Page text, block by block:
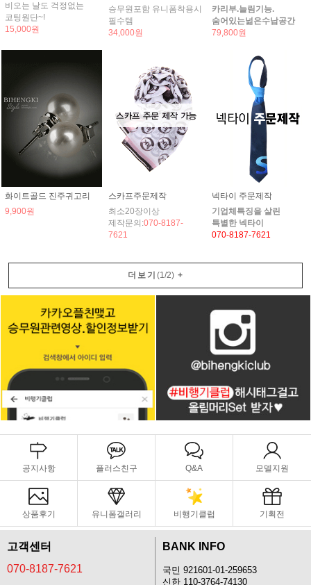
비오는 날도 걱정없는
코팅원단~!
15,000원
승무원포함 유니폼착용시
필수템
34,000원
카리부.늘림기능.
숨어있는넒은수납공간
79,800원
화이트골드 진주귀고리
9,900원
스카프주문제작
최소20장이상
제작문의:070-8187-
7621
넥타이 주문제작
기업체특징을 살린
특별한 넥타이
070-8187-7621
더보기 (1/2)+
공지사항 플러스친구 Q&A 모델지원
상품후기 유니폼갤러리 비행기클럽 기획전
고객센터
070-8187-7621
BANK INFO
국민 921601-01-259653
신한 110-3764-74130